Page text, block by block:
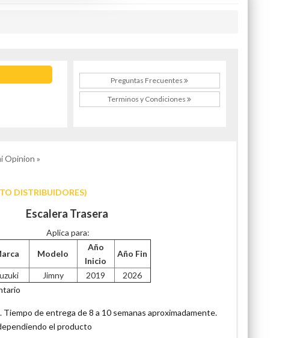
Preguntas Frecuentes
Terminos y Condiciones
Opinion »
DISTRIBUIDORES)
Escalera Trasera
Aplica para:
Modelo
Año
Inicio
Año Fin
Jimny 2019
2026
Tiempo de entrega de 8 a 10 semanas aproximadamente.
el producto